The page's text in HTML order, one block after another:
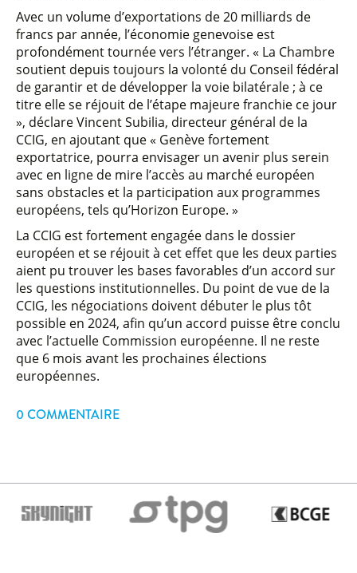
Avec un volume d’exportations de 20 milliards de
francs par année, l’économie genevoise est
profondément tournée vers l’étranger. « La Chambre
soutient depuis toujours la volonté du Conseil fédéral
de garantir et de développer la voie bilatérale ; à ce
titre elle se réjouit de l’étape majeure franchie ce jour
», déclare Vincent Subilia, directeur général de la
CCIG, en ajoutant que « Genève fortement
exportatrice, pourra envisager un avenir plus serein
avec en ligne de mire l’accès au marché européen
sans obstacles et la participation aux programmes
européens, tels qu’Horizon Europe. »
La CCIG est fortement engagée dans le dossier
européen et se réjouit à cet effet que les deux parties
aient pu trouver les bases favorables d’un accord sur
les questions institutionnelles. Du point de vue de la
CCIG, les négociations doivent débuter le plus tôt
possible en 2024, afin qu’un accord puisse être conclu
avec l’actuelle Commission européenne. Il ne reste
que 6 mois avant les prochaines élections
européennes.
0 COMMENTAIRE